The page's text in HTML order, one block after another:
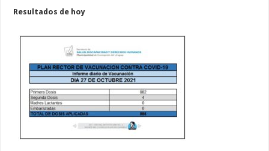
Resultados de hoy